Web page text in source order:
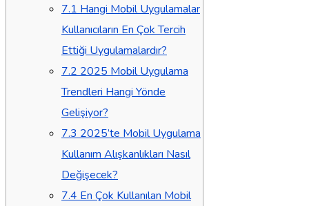
7.1 Hangi Mobil Uygulamalar
Kullanıcıların En Çok Tercih
Ettiği Uygulamalardır?
7.2 2025 Mobil Uygulama
Trendleri Hangi Yönde
Gelişiyor?
7.3 2025’te Mobil Uygulama
Kullanım Alışkanlıkları Nasıl
Değişecek?
7.4 En Çok Kullanılan Mobil